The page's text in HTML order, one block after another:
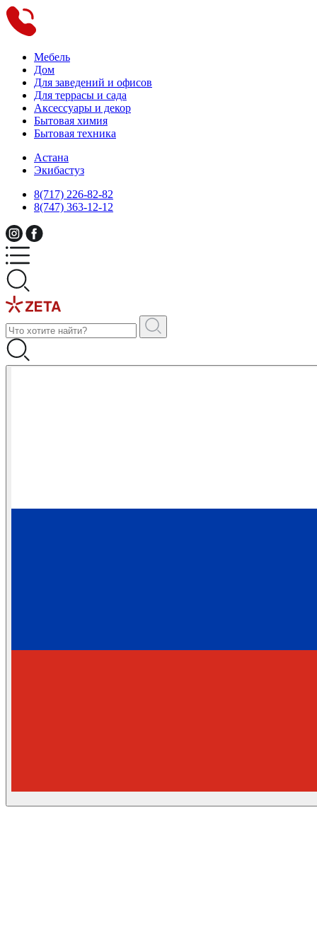
Мебель
Дом
Для заведений и офисов
Для террасы и сада
Аксессуары и декор
Бытовая химия
Бытовая техника
Астана
Экибастуз
8(717) 226-82-82
8(747) 363-12-12